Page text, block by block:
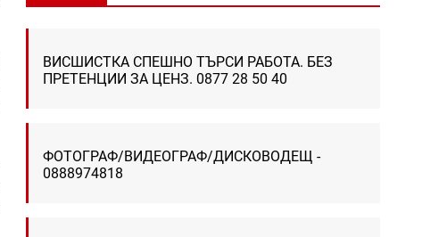
ВИСШИСТКА СПЕШНО ТЪРСИ РАБОТА. БЕЗ
ПРЕТЕНЦИИ ЗА ЦЕНЗ. 0877 28 50 40
ФОТОГРАФ/ВИДЕОГРАФ/ДИСКОВОДЕЩ -
0888974818